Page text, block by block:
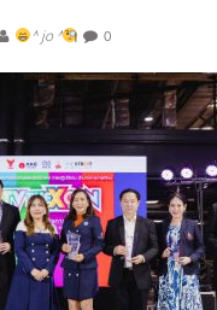
^ jo ^ 0